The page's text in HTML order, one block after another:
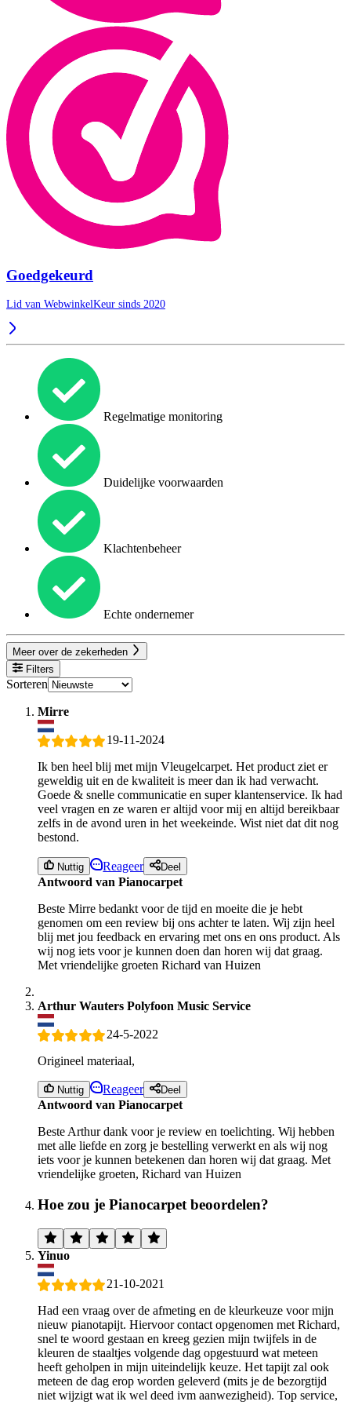
Goedgekeurd
Lid van WebwinkelKeur sinds 2020
Regelmatige monitoring
Duidelijke voorwaarden
Klachtenbeheer
Echte ondernemer
Meer over de zekerheden
Filters
Sorteren
Mirre
19-11-2024
Ik ben heel blij met mijn Vleugelcarpet. Het product ziet er
geweldig uit en de kwaliteit is meer dan ik had verwacht.
Goede & snelle communicatie en super klantenservice. Ik had
veel vragen en ze waren er altijd voor mij en altijd bereikbaar
zelfs in de avond uren in het weekeinde. Wist niet dat dit nog
bestond.
Nuttig Reageer Deel
Antwoord van Pianocarpet
Beste Mirre bedankt voor de tijd en moeite die je hebt
genomen om een review bij ons achter te laten. Wij zijn heel
blij met jou feedback en ervaring met ons en ons product. Als
wij nog iets voor je kunnen doen dan horen wij dat graag.
Met vriendelijke groeten Richard van Huizen
Arthur Wauters Polyfoon Music Service
24-5-2022
Origineel materiaal,
Nuttig Reageer Deel
Antwoord van Pianocarpet
Beste Arthur dank voor je review en toelichting. Wij hebben
met alle liefde en zorg je bestelling verwerkt en als wij nog
iets voor je kunnen betekenen dan horen wij dat graag. Met
vriendelijke groeten, Richard van Huizen
Hoe zou je Pianocarpet beoordelen?
Yinuo
21-10-2021
Had een vraag over de afmeting en de kleurkeuze voor mijn
nieuw pianotapijt. Hiervoor contact opgenomen met Richard,
snel te woord gestaan en kreeg gezien mijn twijfels in de
kleuren de staaltjes volgende dag opgestuurd wat meteen
heeft geholpen in mijn uiteindelijk keuze. Het tapijt zal ook
meteen de dag erop worden geleverd (mits je de bezorgtijd
niet wijzigt wat ik wel deed ivm aanwezigheid). Top service,